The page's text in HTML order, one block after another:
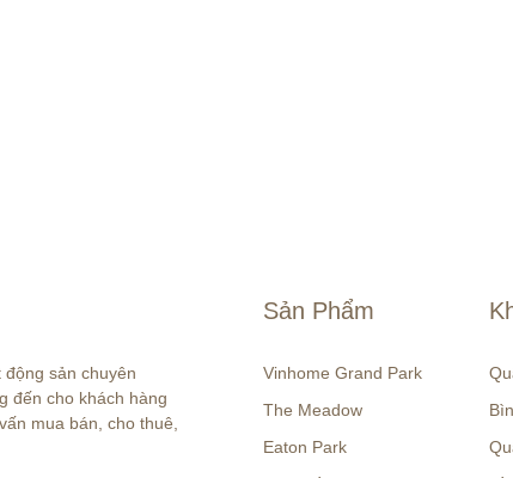
sản chuyên
đến cho khách hàng
mua bán, cho thuê,
Sản Phẩm
Vinhome Grand Park
The Meadow
Eaton Park